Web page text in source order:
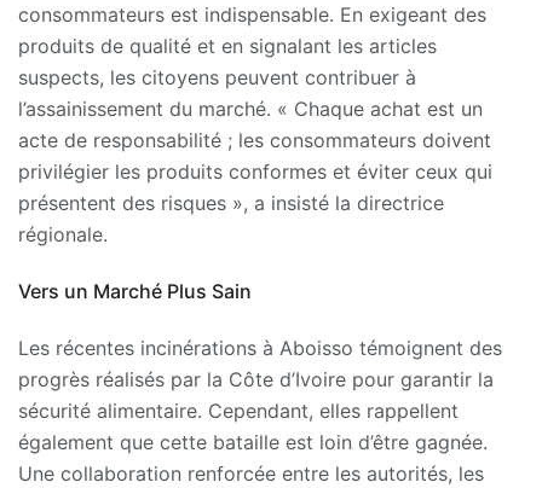
consommateurs est indispensable. En exigeant des
produits de qualité et en signalant les articles
suspects, les citoyens peuvent contribuer à
l’assainissement du marché. « Chaque achat est un
acte de responsabilité ; les consommateurs doivent
privilégier les produits conformes et éviter ceux qui
présentent des risques », a insisté la directrice
régionale.
Vers un Marché Plus Sain
Les récentes incinérations à Aboisso témoignent des
progrès réalisés par la Côte d’Ivoire pour garantir la
sécurité alimentaire. Cependant, elles rappellent
également que cette bataille est loin d’être gagnée.
Une collaboration renforcée entre les autorités, les